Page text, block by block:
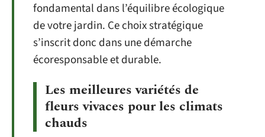
fondamental dans l’équilibre écologique
de votre jardin. Ce choix stratégique
s’inscrit donc dans une démarche
écoresponsable et durable.
Les meilleures variétés de
fleurs vivaces pour les climats
chauds